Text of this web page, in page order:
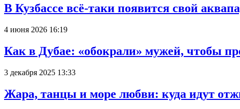
В Кузбассе всё-таки появится свой
4 июня 2026 16:19
Как в Дубае: «обокрали» мужей, чтобы
3 декабря 2025 13:33
Жара, танцы и море любви: куда идут